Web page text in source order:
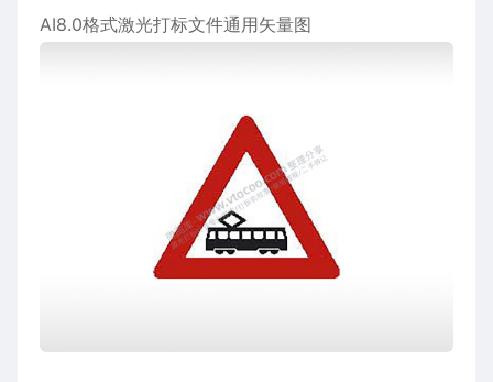
AI8.0格式激光打标文件通用矢量图